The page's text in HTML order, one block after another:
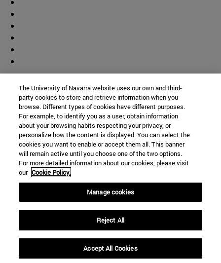
© Universidad de Navarra
Información legal
Accesibilidad
Configuración de cookies
Localizador de campus
The University of Navarra website uses our own and third-
party cookies to store and retrieve information when you
browse. Different types of cookies have different purposes.
For example, to identify you as a user, obtain information
about your browsing habits respecting your privacy, or
personalize how the content is displayed. You can select the
cookies you want to enable or accept them all. This banner
will remain active until you choose one of the two options.
For more detailed information about our cookies, please visit
our Cookie Policy.
Manage cookies
Reject All
Accept All Cookies